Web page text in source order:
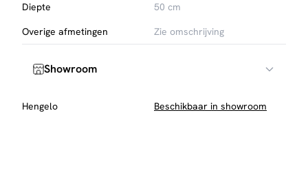
Diepte
50 cm
Overige afmetingen
Zie omschrijving
Showroom
Hengelo Beschikbaar in showroom